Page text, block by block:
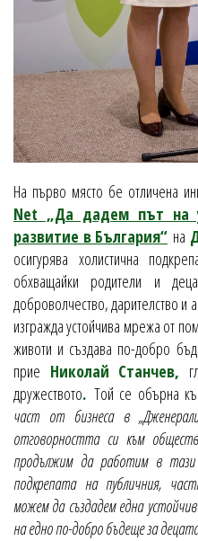
На първо място бе отличена
Net „Да дадем път на
развитие в България“ на
осигурява холистична
обхващайки родители и
доброволчество, дарителство и
изгражда устойчива мрежа от
животи и създава по-добро
прие Николай Станчев,
дружеството. Той се обърна
част от бизнеса в
отговорността си към
продължим да работим в тази
подкрепата на публичния,
можем да създадем една
на едно по-добро бъдеще за